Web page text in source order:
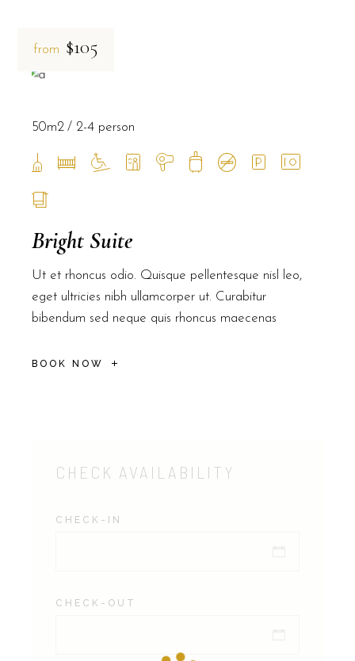
from $105
Bright Suite
Ut et rhoncus odio. Quisque pellentesque nisl leo,
eget ultricies nibh ullamcorper ut. Curabitur
bibendum sed neque quis rhoncus maecenas
BOOK NOW
50m2 2-4 person
CHECK AVAILABILITY
CHECK-IN
CHECK-OUT